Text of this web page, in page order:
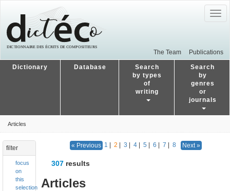
The Team Publications
Dictionary Database
Search
by types
of
writing
Search
by
genres
or
journals
Articles
filter
focus
on
this
selection
« Previous 1 2 3 4 5 6 7 8 Next »
307results
Articles